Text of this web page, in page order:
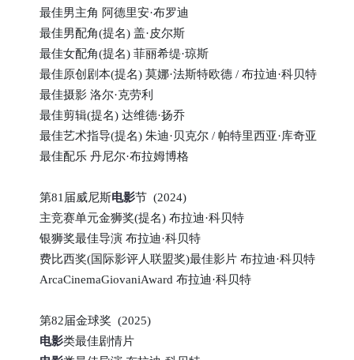
最佳男主角 阿德里安·布罗迪
最佳男配角(提名) 盖·皮尔斯
最佳女配角(提名) 菲丽希缇·琼斯
最佳原创剧本(提名) 莫娜·法斯特欧德 / 布拉迪·科贝特
最佳摄影 洛尔·克劳利
最佳剪辑(提名) 达维德·扬乔
最佳艺术指导(提名) 朱迪·贝克尔 / 帕特里西亚·库奇亚
最佳配乐 丹尼尔·布拉姆博格
第81届威尼斯电影节 (2024)
主竞赛单元金狮奖(提名) 布拉迪·科贝特
银狮奖最佳导演 布拉迪·科贝特
费比西奖(国际影评人联盟奖)最佳影片 布拉迪·科贝特
ArcaCinemaGiovaniAward 布拉迪·科贝特
第82届金球奖 (2025)
电影类最佳剧情片